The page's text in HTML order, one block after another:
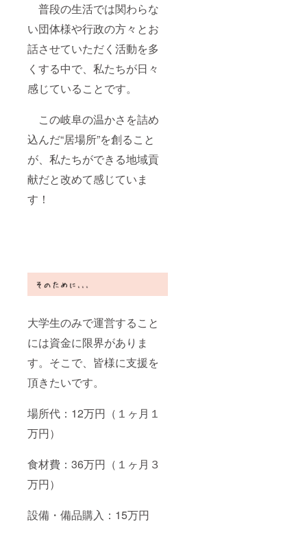
普段の生活では関わらな
い団体様や行政の方々とお
話させていただく活動を多
くする中で、私たちが日々
感じていることです。
この岐阜の温かさを詰め
込んだ“居場所”を創ること
が、私たちができる地域貢
献だと改めて感じていま
す！
大学生のみで運営すること
には資金に限界がありま
す。そこで、皆様に支援を
頂きたいです。
場所代：12万円（１ヶ月１
万円）
食材費：36万円（１ヶ月３
万円）
設備・備品購入：15万円